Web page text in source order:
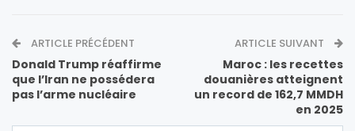
ARTICLE PRÉCÉDENT
Donald Trump réaffirme
que l’Iran ne possédera
pas l’arme nucléaire
ARTICLE SUIVANT
Maroc : les recettes
douanières atteignent
un record de 162,7 MMDH
en 2025